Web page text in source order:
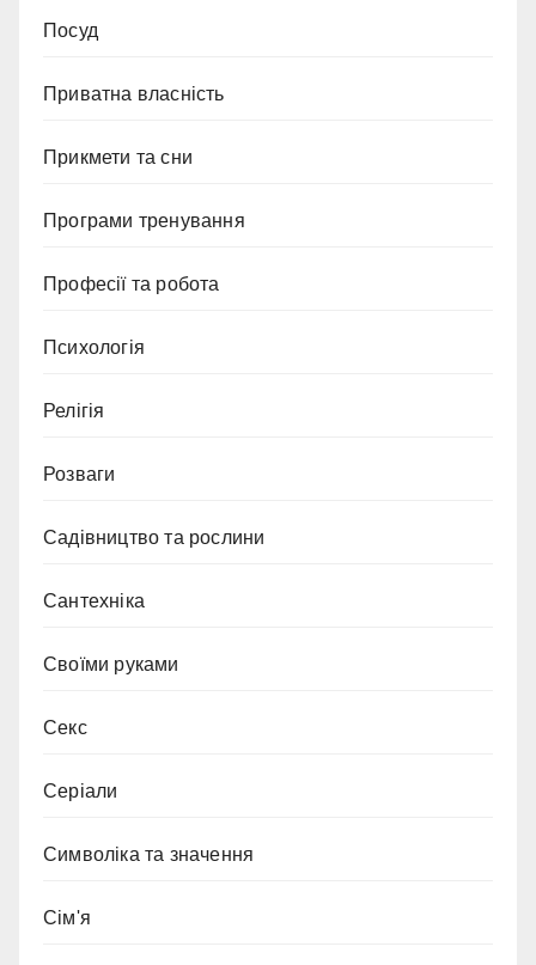
Посуд
Приватна власність
Прикмети та сни
Програми тренування
Професії та робота
Психологія
Релігія
Розваги
Садівництво та рослини
Сантехніка
Своїми руками
Секс
Серіали
Символіка та значення
Сім'я